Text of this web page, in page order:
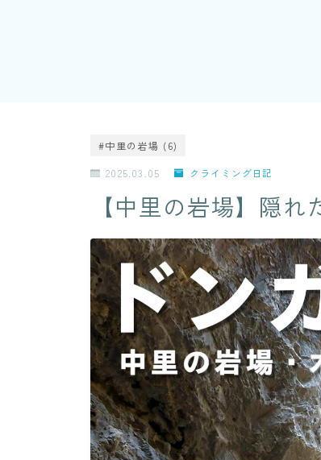
#中里の岩場 (6)
2025.03.05
クライミング日記
【中里の岩場】隠